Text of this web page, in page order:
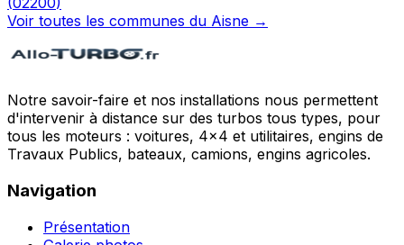
Voir toutes les communes du Aisne →
Notre savoir-faire et nos installations nous permettent
d'intervenir à distance sur des turbos tous types, pour
tous les moteurs : voitures, 4x4 et utilitaires, engins de
Travaux Publics, bateaux, camions, engins agricoles.
Navigation
Présentation